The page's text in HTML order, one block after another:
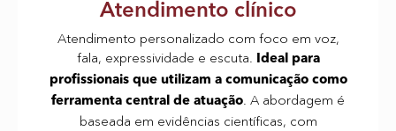
Atendimento clínico
Atendimento personalizado com foco em voz,
fala, expressividade e escuta. Ideal para
profissionais que utilizam a comunicação como
ferramenta central de atuação. A abordagem é
baseada em evidências científicas, com